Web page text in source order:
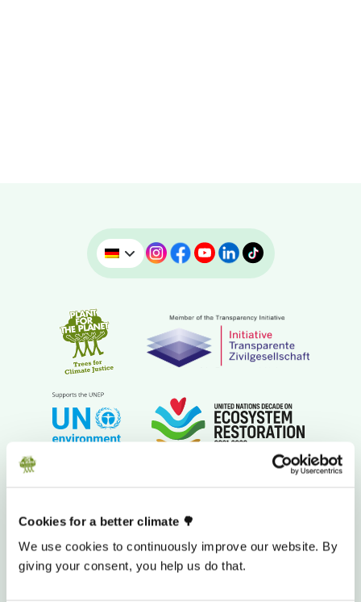
Cookies for a better climate 🌳
We use cookies to continuously improve our website. By
giving your consent, you help us do that.
SPENDENKONTO